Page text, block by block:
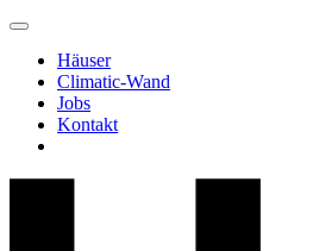
Häuser
Climatic-Wand
Jobs
Kontakt